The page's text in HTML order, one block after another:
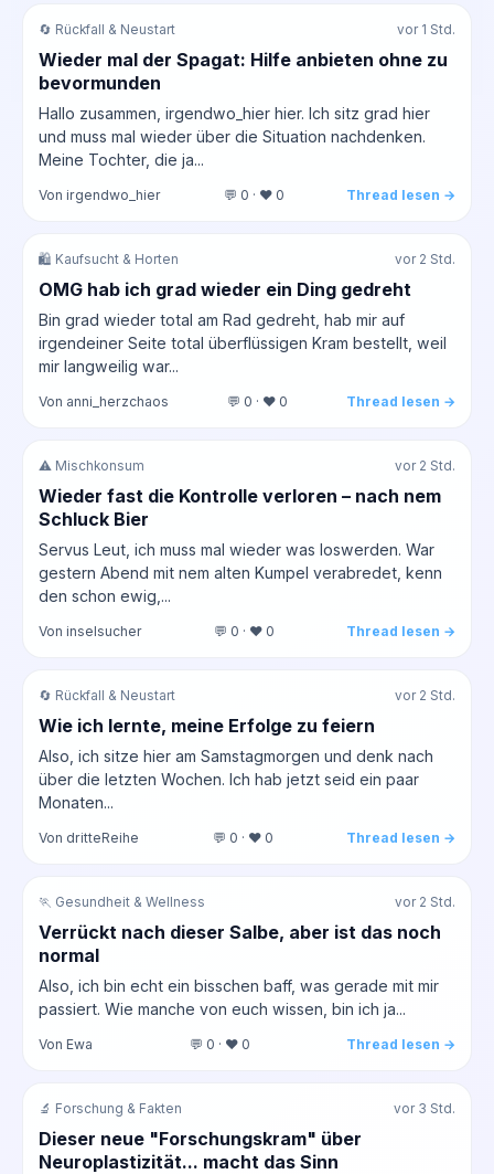
🔄 Rückfall & Neustart vor 1 Std.
Wieder mal der Spagat: Hilfe anbieten ohne zu
bevormunden
Hallo zusammen, irgendwo_hier hier. Ich sitz grad hier
und muss mal wieder über die Situation nachdenken.
Meine Tochter, die ja...
Von irgendwo_hier 💬 0 · ❤️ 0 Thread lesen →
🛍️ Kaufsucht & Horten vor 2 Std.
OMG hab ich grad wieder ein Ding gedreht
Bin grad wieder total am Rad gedreht, hab mir auf
irgendeiner Seite total überflüssigen Kram bestellt, weil
mir langweilig war...
Von anni_herzchaos 💬 0 · ❤️ 0 Thread lesen →
⚠️ Mischkonsum vor 2 Std.
Wieder fast die Kontrolle verloren – nach nem
Schluck Bier
Servus Leut, ich muss mal wieder was loswerden. War
gestern Abend mit nem alten Kumpel verabredet, kenn
den schon ewig,...
Von inselsucher 💬 0 · ❤️ 0 Thread lesen →
🔄 Rückfall & Neustart vor 2 Std.
Wie ich lernte, meine Erfolge zu feiern
Also, ich sitze hier am Samstagmorgen und denk nach
über die letzten Wochen. Ich hab jetzt seid ein paar
Monaten...
Von dritteReihe 💬 0 · ❤️ 0 Thread lesen →
🏃 Gesundheit & Wellness vor 2 Std.
Verrückt nach dieser Salbe, aber ist das noch
normal
Also, ich bin echt ein bisschen baff, was gerade mit mir
passiert. Wie manche von euch wissen, bin ich ja...
Von Ewa 💬 0 · ❤️ 0 Thread lesen →
🔬 Forschung & Fakten vor 3 Std.
Dieser neue "Forschungskram" über
Neuroplastizität... macht das Sinn